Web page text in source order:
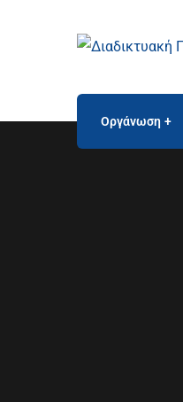
Οργάνωση